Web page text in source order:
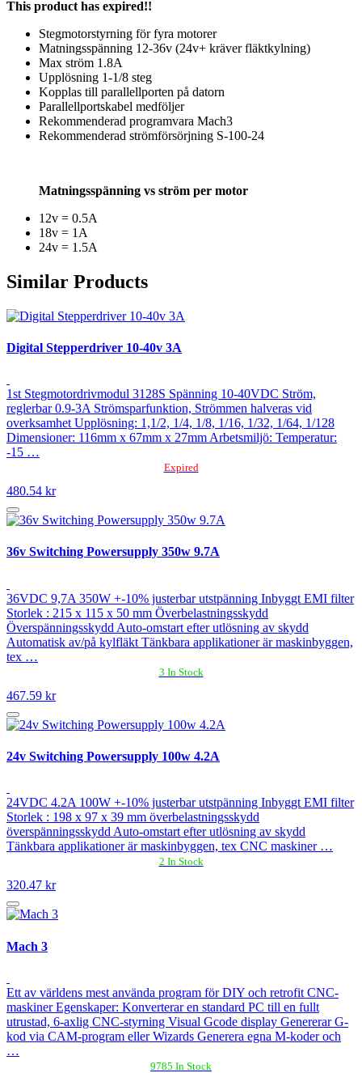
This product has expired!!
Stegmotorstyrning för fyra motorer
Matningsspänning 12-36v (24v+ kräver fläktkylning)
Max ström 1.8A
Upplösning 1-1/8 steg
Kopplas till parallellporten på datorn
Parallellportskabel medföljer
Rekommenderad programvara Mach3
Rekommenderad strömförsörjning S-100-24
Matningsspänning vs ström per motor
12v = 0.5A
18v = 1A
24v = 1.5A
Similar Products
Digital Stepperdriver 10-40v 3A
1st Stegmotordrivmodul 3128S Spänning 10-40VDC Ström,
reglerbar 0.9-3A Strömsparfunktion, Strömmen halveras vid
overksamhet Upplösning: 1,1/2, 1/4, 1/8, 1/16, 1/32, 1/64, 1/128
Dimensioner: 116mm x 67mm x 27mm Arbetsmiljö: Temperatur:
-15 …
Expired
480.54 kr
36v Switching Powersupply 350w 9.7A
36VDC 9,7A 350W +-10% justerbar utstpänning Inbyggt EMI filter
Storlek : 215 x 115 x 50 mm Överbelastningsskydd
Överspänningsskydd Auto-omstart efter utlösning av skydd
Automatisk av/på kylfläkt Tänkbara applikationer är maskinbyggen,
tex …
3 In Stock
467.59 kr
24v Switching Powersupply 100w 4.2A
24VDC 4.2A 100W +-10% justerbar utstpänning Inbyggt EMI filter
Storlek : 198 x 97 x 39 mm överbelastningsskydd
överspänningsskydd Auto-omstart efter utlösning av skydd
Tänkbara applikationer är maskinbyggen, tex CNC maskiner …
2 In Stock
320.47 kr
Mach 3
Ett av världens mest använda program för DIY och retrofit CNC-
maskiner Egenskaper: Konverterar en standard PC till en fullt
utrustad, 6-axlig CNC-styrning Visual Gcode display Genererar G-
kod via CAM-program eller Wizards Generera egna M-koder och
…
9785 In Stock